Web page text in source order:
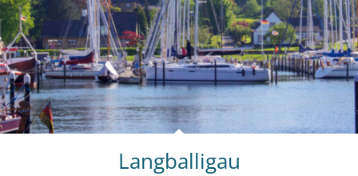
Langballigau